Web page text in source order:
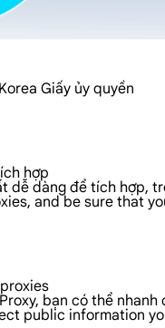
Giấy ủy quyền
hợp
dễ dàng để tích hợp,
and be sure that
bạn có thể
public information